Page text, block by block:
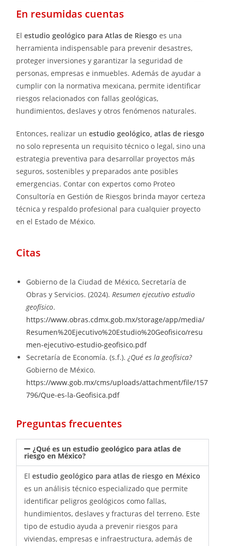
En resumidas cuentas
Elestudio geológico para Atlas de Riesgo es una
herramienta indispensable para prevenir desastres,
proteger inversiones y garantizar la seguridad de
personas, empresas e inmuebles. Además de ayudar a
cumplir con la normativa mexicana, permite identificar
riesgos relacionados con fallas geológicas,
hundimientos, deslaves y otros fenómenos naturales.
Entonces, realizar unestudio geológico, atlas de riesgo
no solo representa un requisito técnico o legal, sino una
estrategia preventiva para desarrollar proyectos más
seguros, sostenibles y preparados ante posibles
emergencias. Contar con expertos como Proteo
Consultoría en Gestión de Riesgos brinda mayor certeza
técnica y respaldo profesional para cualquier proyecto
en el Estado de México.
Citas
Gobierno de la Ciudad de México, Secretaría de
Obras y Servicios. (2024).Resumen ejecutivo estudio
geofísico.
https://www.obras.cdmx.gob.mx/storage/app/media/
Resumen%20Ejecutivo%20Estudio%20Geofisico/resu
men-ejecutivo-estudio-geofisico.pdf
Secretaría de Economía. (s.f.).¿Qué es la geofísica?
Gobierno de México.
https://www.gob.mx/cms/uploads/attachment/file/157
796/Que-es-la-Geofisica.pdf
Preguntas frecuentes
¿Qué es un estudio geológico para atlas de
riesgo en México?
Elestudio geológico para atlas de riesgo en México
es un análisis técnico especializado que permite
identificar peligros geológicos como fallas,
hundimientos, deslaves y fracturas del terreno. Este
tipo de estudio ayuda a prevenir riesgos para
viviendas, empresas e infraestructura, además de